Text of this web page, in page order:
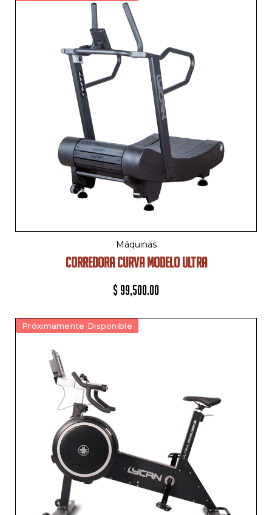
Máquinas
CORREDORA CURVA MODELO ULTRA
$ 99,500.00
Próximamente Disponible